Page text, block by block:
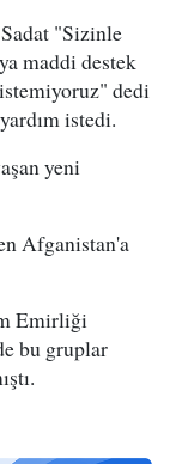
"Sizinle
maddi destek
dedi
istedi.
yeni
Afganistan'a
Emirliği
bu gruplar